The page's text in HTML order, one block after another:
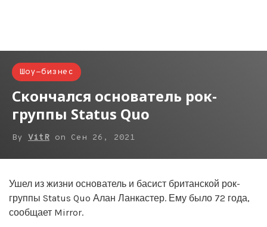
Шоу-бизнес
Скончался основатель рок-
группы Status Quo
By VitR on Сен 26, 2021
Ушел из жизни основатель и басист британской рок-
группы Status Quo Алан Ланкастер. Ему было 72 года,
сообщает Mirror.